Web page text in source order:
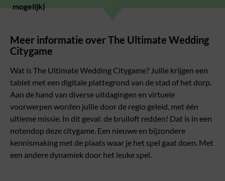
mogelijk)
Meer informatie over The Ultimate Wedding
Citygame
Wat is The Ultimate Wedding Citygame? Jullie krijgen een
tablet met een digitale plattegrond van de stad of het dorp.
Aan de hand van diverse uitdagingen en virtuele
voorwerpen worden jullie door de regio geleid, met één
ultieme missie. In dit geval: de bruiloft redden! Dat is in een
notendop deze citygame. Een nieuwe en bijzondere
kennismaking met de plaats waar je het spel gaat doen. Met
een andere dynamiek door het leuke spel.